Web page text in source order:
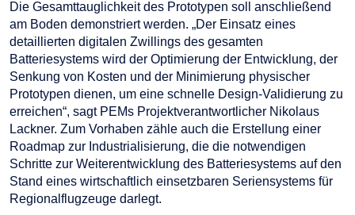
Die Gesamttauglichkeit des Prototypen soll anschließend
am Boden demonstriert werden. „Der Einsatz eines
detaillierten digitalen Zwillings des gesamten
Batteriesystems wird der Optimierung der Entwicklung, der
Senkung von Kosten und der Minimierung physischer
Prototypen dienen, um eine schnelle Design-Validierung zu
erreichen“, sagt PEMs Projektverantwortlicher Nikolaus
Lackner. Zum Vorhaben zähle auch die Erstellung einer
Roadmap zur Industrialisierung, die die notwendigen
Schritte zur Weiterentwicklung des Batteriesystems auf den
Stand eines wirtschaftlich einsetzbaren Seriensystems für
Regionalflugzeuge darlegt.